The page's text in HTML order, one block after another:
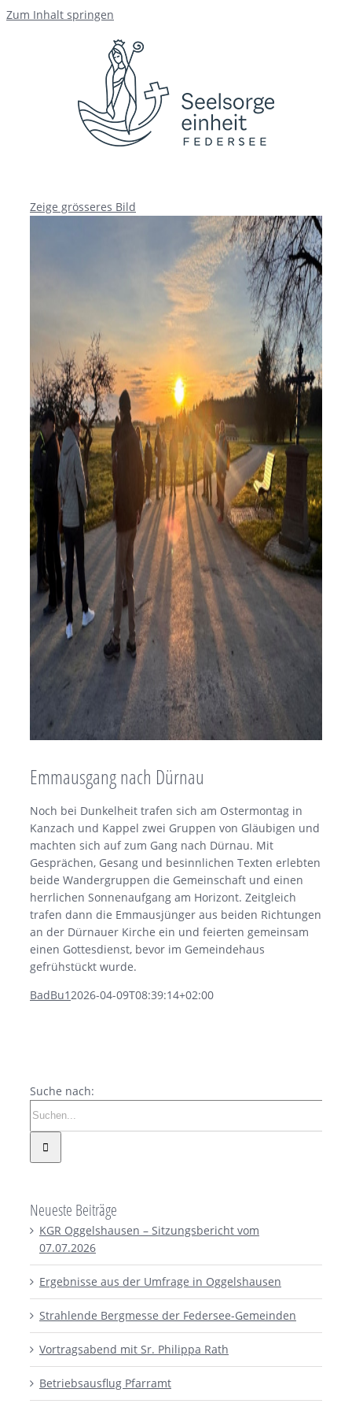
Zum Inhalt springen
Zeige grösseres Bild
Emmausgang nach Dürnau
Noch bei Dunkelheit trafen sich am Ostermontag in
Kanzach und Kappel zwei Gruppen von Gläubigen und
machten sich auf zum Gang nach Dürnau. Mit
Gesprächen, Gesang und besinnlichen Texten erlebten
beide Wandergruppen die Gemeinschaft und einen
herrlichen Sonnenaufgang am Horizont. Zeitgleich
trafen dann die Emmausjünger aus beiden Richtungen
an der Dürnauer Kirche ein und feierten gemeinsam
einen Gottesdienst, bevor im Gemeindehaus
gefrühstückt wurde.
BadBu1 2026-04-09T08:39:14+02:00
Suche nach:
Neueste Beiträge
KGR Oggelshausen – Sitzungsbericht vom
07.07.2026
Ergebnisse aus der Umfrage in Oggelshausen
Strahlende Bergmesse der Federsee-Gemeinden
Vortragsabend mit Sr. Philippa Rath
Betriebsausflug Pfarramt